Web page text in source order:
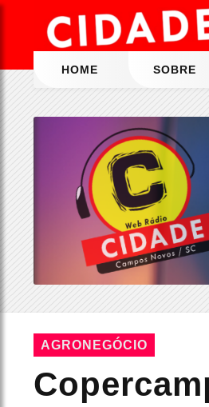
HOME SOBRE
AGRONEGÓCIO